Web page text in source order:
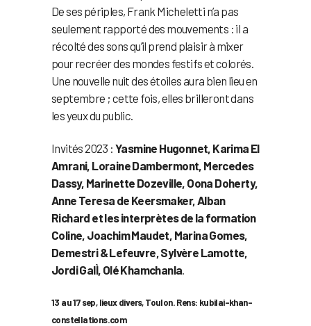
De ses périples, Frank Micheletti n’a pas
seulement rapporté des mouvements : il a
récolté des sons qu’il prend plaisir à mixer
pour recréer des mondes festifs et colorés.
Une nouvelle nuit des étoiles aura bien lieu en
septembre ; cette fois, elles brilleront dans
les yeux du public.
Invités 2023 : Yasmine Hugonnet, Karima El
Amrani, Loraine Dambermont, Mercedes
Dassy, Marinette Dozeville, Oona Doherty,
Anne Teresa de Keersmaker, Alban
Richard et les interprètes de la formation
Coline, Joachim Maudet, Marina Gomes,
Demestri & Lefeuvre, Sylvère Lamotte,
Jordi GalÌ, Olé Khamchanla
13 au 17 sep, lieux divers, Toulon. Rens: kubilai-khan-
constellations.com